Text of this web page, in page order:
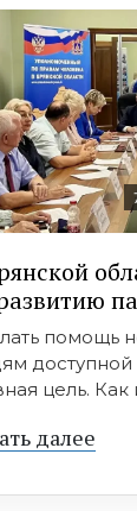
помощь
цель.
далее